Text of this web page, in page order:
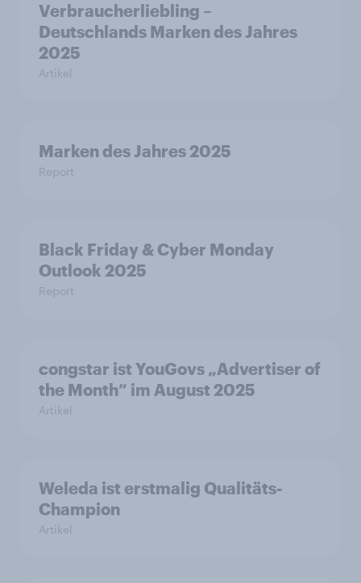
Verbraucherliebling –
Deutschlands Marken des Jahres
2025
Artikel
Marken des Jahres 2025
Report
Black Friday & Cyber Monday
Outlook 2025
Report
congstar ist YouGovs „Advertiser of
the Month” im August 2025
Artikel
Weleda ist erstmalig Qualitäts-
Champion
Artikel